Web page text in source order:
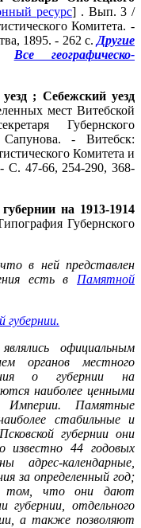
ресурс] . Вып. 3 /
Комитета. -
1895. - 262 с. Другие
Все географическо-
; Себежский уезд
мест Витебской
Губернского
- Витебск:
Комитета и
С. 47-66, 254-290, 368-
на 1913-1914
Губернского
в ней представлен
есть в Памятной
губернии.
официальным
органов местного
о губернии на
наиболее ценными
Империи. Памятные
стабильные и
губернии они
известно 44 годовых
адрес-календарные,
за определенный год;
том, что они дают
губернии, отдельного
а также позволяют